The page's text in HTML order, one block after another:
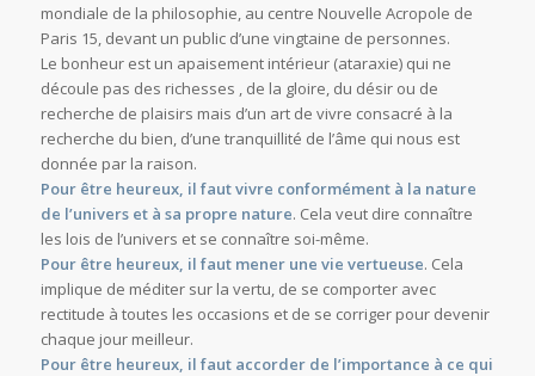
mondiale de la philosophie, au centre Nouvelle Acropole de
Paris 15, devant un public d’une vingtaine de personnes.
Le bonheur est un apaisement intérieur (ataraxie) qui ne
découle pas des richesses , de la gloire, du désir ou de
recherche de plaisirs mais d’un art de vivre consacré à la
recherche du bien, d’une tranquillité de l’âme qui nous est
donnée par la raison.
Pour être heureux, il faut vivre conformément à la nature
de l’univers et à sa propre nature. Cela veut dire connaître
les lois de l’univers et se connaître soi-même.
Pour être heureux, il faut mener une vie vertueuse. Cela
implique de méditer sur la vertu, de se comporter avec
rectitude à toutes les occasions et de se corriger pour devenir
chaque jour meilleur.
Pour être heureux, il faut accorder de l’importance à ce qui